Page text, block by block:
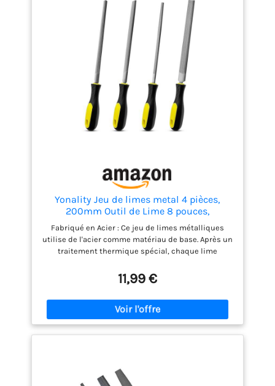
Yonality Jeu de limes metal 4 pièces,
200mm Outil de Lime 8 pouces,
comprenant lime plate, lime ronde, lime
demi ronde et limes triangulaires, pour le
métal, le Raffinage, le Façonnage et le
Grattage
Fabriqué en Acier : Ce jeu de limes métalliques
utilise de l'acier comme matériau de base. Après un
traitement thermique spécial, chaque lime
résistance à l'usure. Les dents sont uniformément
réparties, leur texture est fine et leurs dents
transparentes améliorent l'efficacité de coupe et de
limage, et la lime reste tranchante même après une
utilisation prolongée. Poignée Ergonomique en
Caoutchouc Souple : Chaque lime est équipée d'une
stable. La poignée souple absorbe efficacement les
vibrations générées pendant l'utilisation et réduit
11,99 €